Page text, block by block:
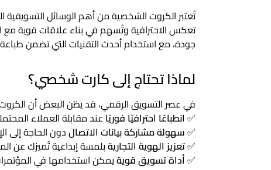
تُعتبر الكروت الشخصية من أهم الوسائل التسويقية
تعكس الاحترافية وتُسهم في بناء علاقات قوية مع
جودة، مع استخدام أحدث التقنيات التي تضمن
لماذا تحتاج إلى كارت شخصي؟
في عصر التسويق الرقمي، قد يظن البعض أن
✅ انطباعًا احترافيًا فوريًاعند مقابلة العملاء
✅سهولة مشاركة بيانات الاتصالدون الحاجة إلى
✅تعزيز الهوية التجاريةبلمسة إبداعية تُميزك عن
✅أداة تسويق قويةيمكن استخدامها في